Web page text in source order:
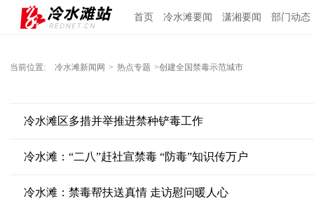
首页 冷水滩要闻 潇湘要闻 部门动态
当前位置: 冷水滩新闻网 > 热点专题 >创建全国禁毒示范城市
冷水滩区多措并举推进禁种铲毒工作
冷水滩：“二八”赶社宣禁毒 “防毒”知识传万户
冷水滩：禁毒帮扶送真情 走访慰问暖人心